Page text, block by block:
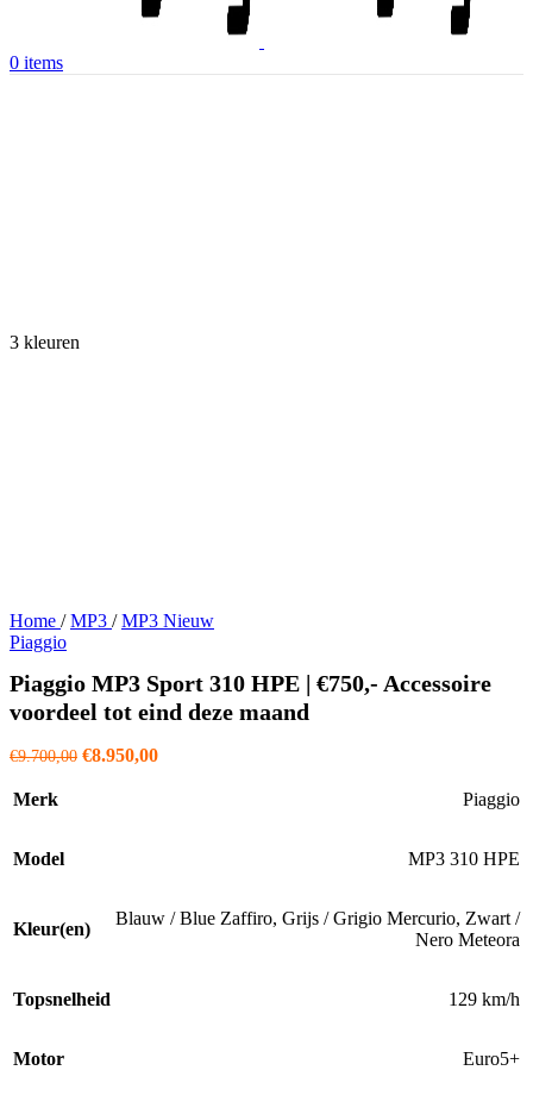
0 items
3 kleuren
Home / MP3 / MP3 Nieuw
Piaggio
Piaggio MP3 Sport 310 HPE | €750,- Accessoire
voordeel tot eind deze maand
€9.700,00 Oorspronkelijke
€8.950,00Huidige
Merk Piaggio
Model MP3 310 HPE
Kleur(en)
Blauw / Blue Zaffiro, Grijs / Grigio Mercurio, Zwart /
Nero Meteora
Topsnelheid 129 km/h
Motor Euro5+